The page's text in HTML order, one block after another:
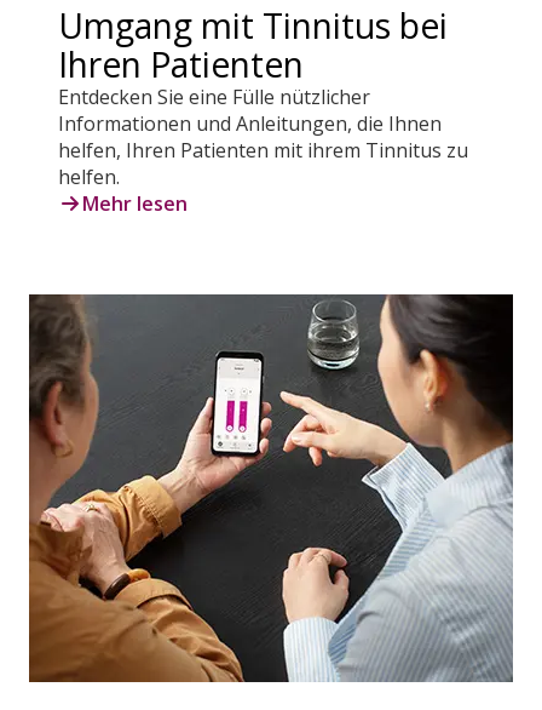
Umgang mit Tinnitus bei
Ihren Patienten
Entdecken Sie eine Fülle nützlicher
Informationen und Anleitungen, die Ihnen
helfen, Ihren Patienten mit ihrem Tinnitus zu
helfen.
Mehr lesen